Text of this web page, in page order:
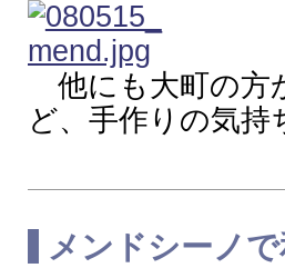
他にも大町の方
ど、手作りの気
メンドシーノ